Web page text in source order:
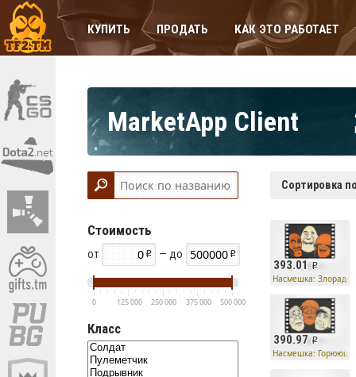
КУПИТЬ ПРОДАТЬ КАК ЭТО РАБОТАЕТ
MarketApp Client
Стоимость
от — до
0 125 000 250 000 375 000 500 000
Класс
Сортировка
393.01
Насмешка:
390.97
Насмешка: